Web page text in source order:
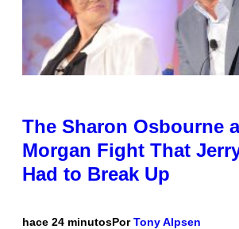
The Sharon Osbourne
Morgan Fight That
Had to Break Up
hace 24 minutosPorTony Alpsen